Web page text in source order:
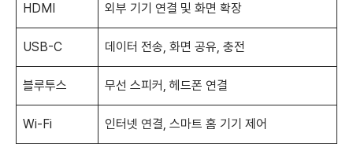
HDMI 외부 기기 연결 및 화면 확장
USB-C 데이터 전송, 화면 공유, 충전
블루투스 무선 스피커, 헤드폰 연결
Wi-Fi 인터넷 연결, 스마트 홈 기기 제어